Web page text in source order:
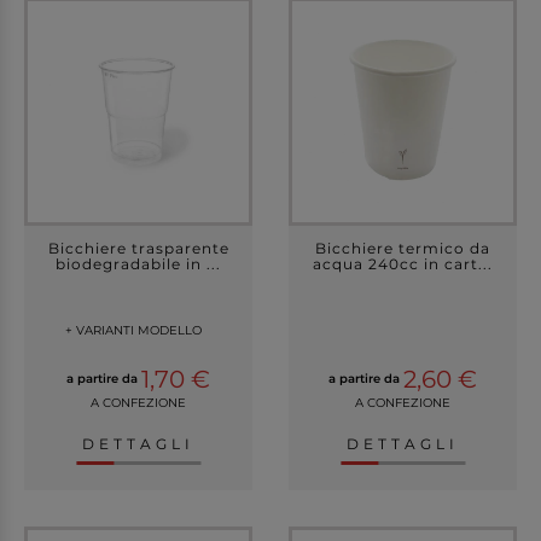
Bicchiere trasparente
biodegradabile in ...
+ VARIANTI MODELLO
a partire da 1,70 €
A CONFEZIONE
DETTAGLI
Bicchiere termico da
acqua 240cc in cart...
a partire da 2,60 €
A CONFEZIONE
DETTAGLI